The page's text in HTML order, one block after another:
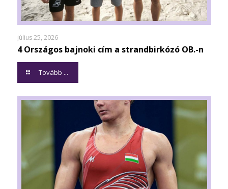
július 25, 2026
4 Országos bajnoki cím a strandbirkózó OB.-n
Tovább ...